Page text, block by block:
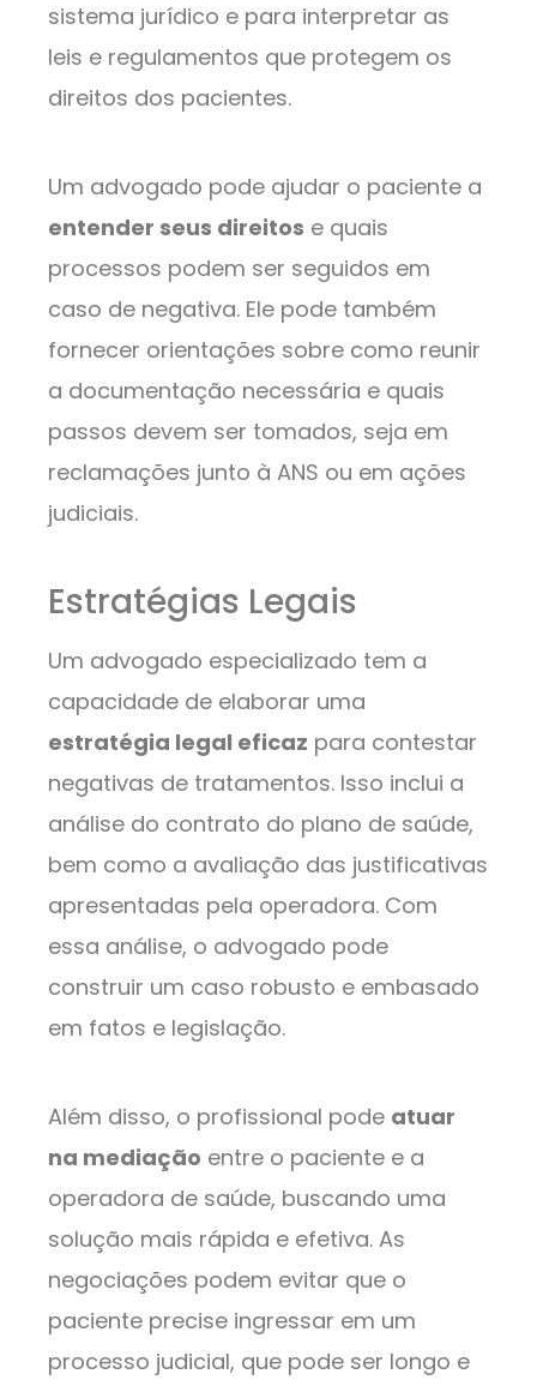
sistema jurídico e para interpretar as
leis e regulamentos que protegem os
direitos dos pacientes.
Um advogado pode ajudar o paciente a
entender seus direitos e quais
processos podem ser seguidos em
caso de negativa. Ele pode também
fornecer orientações sobre como reunir
a documentação necessária e quais
passos devem ser tomados, seja em
reclamações junto à ANS ou em ações
judiciais.
Estratégias Legais
Um advogado especializado tem a
capacidade de elaborar uma
estratégia legal eficaz para contestar
negativas de tratamentos. Isso inclui a
análise do contrato do plano de saúde,
bem como a avaliação das justificativas
apresentadas pela operadora. Com
essa análise, o advogado pode
construir um caso robusto e embasado
em fatos e legislação.
Além disso, o profissional pode atuar
na mediação entre o paciente e a
operadora de saúde, buscando uma
solução mais rápida e efetiva. As
negociações podem evitar que o
paciente precise ingressar em um
processo judicial, que pode ser longo e